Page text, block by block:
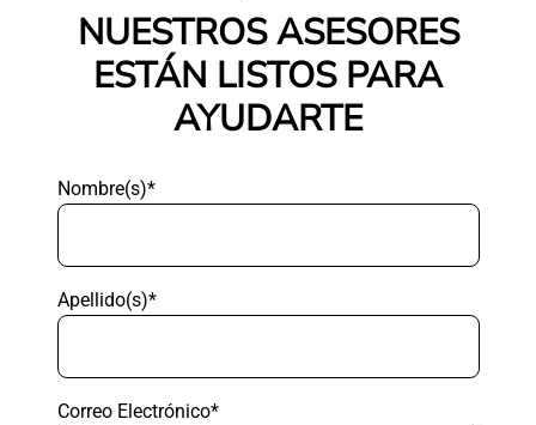
NUESTROS ASESORES
ESTÁN LISTOS PARA
AYUDARTE
Nombre(s)*
Apellido(s)*
Correo Electrónico*